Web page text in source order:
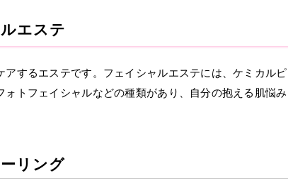
エステ
アするエステです。フェイシャルエステには、ケミカルピ
ォトフェイシャルなどの種類があり、自分の抱える肌悩
リング